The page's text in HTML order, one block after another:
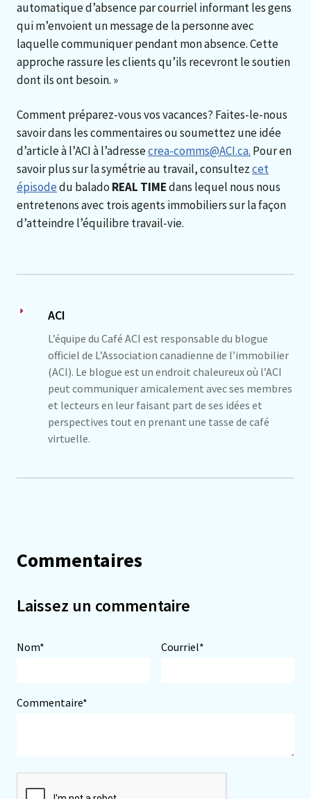
automatique d’absence par courriel informant les gens
qui m’envoient un message de la personne avec
laquelle communiquer pendant mon absence. Cette
approche rassure les clients qu’ils recevront le soutien
dont ils ont besoin. »
Comment préparez-vous vos vacances? Faites-le-nous
savoir dans les commentaires ou soumettez une idée
d’article à l’ACI à l’adressecrea-comms@ACI.ca. Pour en
savoir plus sur la symétrie au travail, consultezcet
épisodedu balado REAL TIMEdans lequel nous nous
entretenons avec trois agents immobiliers sur la façon
d’atteindre l’équilibre travail-vie.
ACI
L’équipe du Café ACI est responsable du blogue
officiel de L’Association canadienne de l’immobilier
(ACI). Le blogue est un endroit chaleureux où l’ACI
peut communiquer amicalement avec ses membres
et lecteurs en leur faisant part de ses idées et
perspectives tout en prenant une tasse de café
virtuelle.
Commentaires
Laissez un commentaire
Nom* Courriel*
Commentaire*